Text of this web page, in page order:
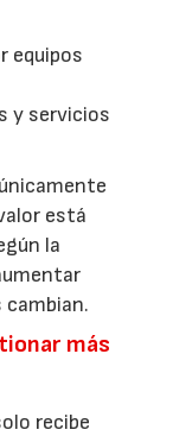
equipos
y servicios
está
la
cambian.
más
recibe